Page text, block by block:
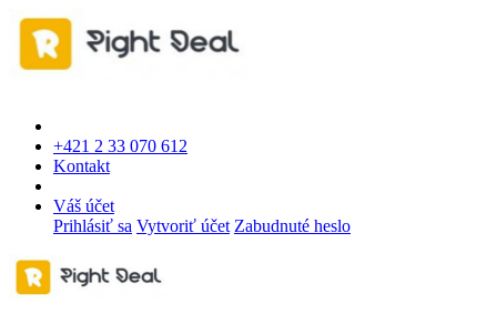
+421 2 33 070 612
Kontakt
Váš účet
Prihlásiť sa Vytvoriť účet Zabudnuté heslo